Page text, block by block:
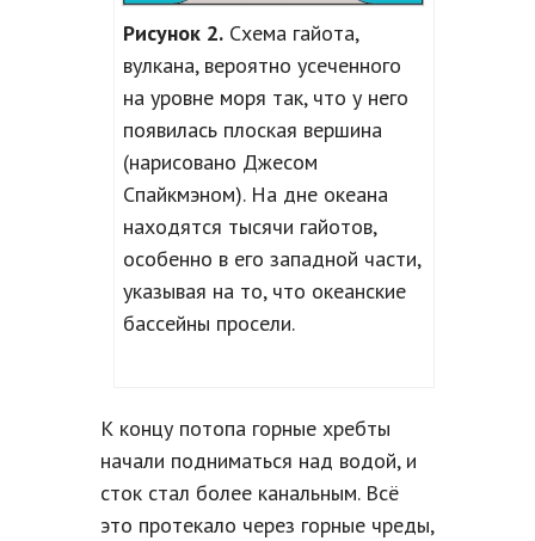
Рисунок 2. Схема гайота,
вулкана, вероятно усеченного
на уровне моря так, что у него
появилась плоская вершина
(нарисовано Джесом
Спайкмэном). На дне океана
находятся тысячи гайотов,
особенно в его западной части,
указывая на то, что океанские
бассейны просели.
К концу потопа горные хребты
начали подниматься над водой, и
сток стал более канальным. Всё
это протекало через горные чреды,